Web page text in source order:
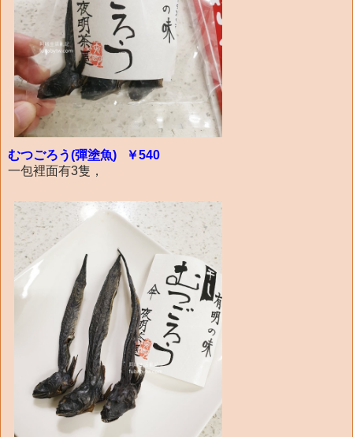
むつごろう(彈塗魚) ￥540
一包裡面有3隻，